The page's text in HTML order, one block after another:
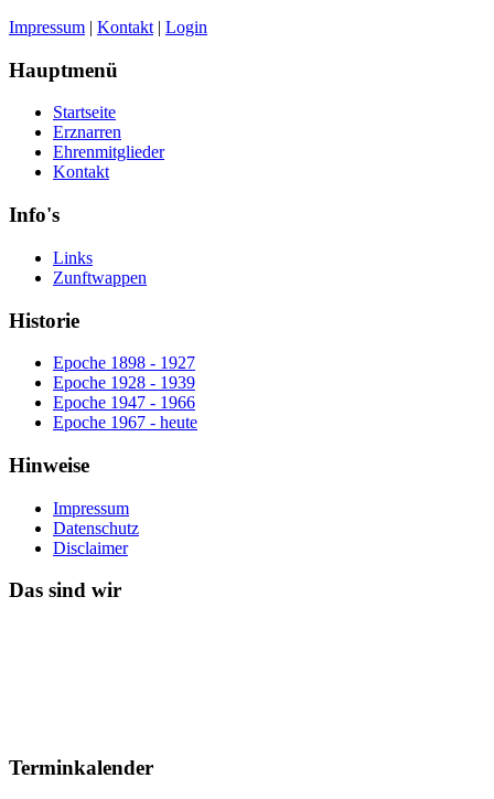
Impressum | Kontakt | Login
Hauptmenü
Startseite
Erznarren
Ehrenmitglieder
Kontakt
Info's
Links
Zunftwappen
Historie
Epoche 1898 - 1927
Epoche 1928 - 1939
Epoche 1947 - 1966
Epoche 1967 - heute
Hinweise
Impressum
Datenschutz
Disclaimer
Das sind wir
Terminkalender